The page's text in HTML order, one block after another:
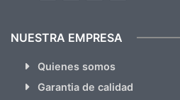
NUESTRA EMPRESA
Quienes somos
Garantia de calidad